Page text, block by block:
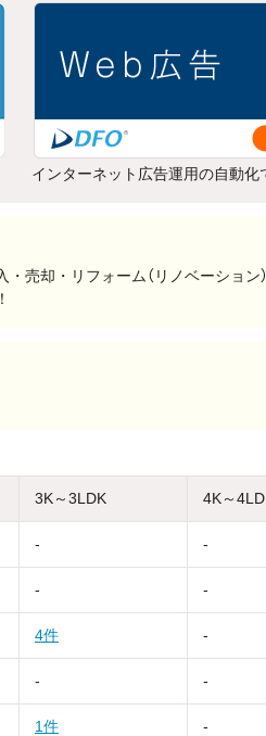
インターネット広告運用の自動化
売却・リフォーム（リノベーション
3K～3LDK 4K～
- -
- -
4件 -
- -
1件 -